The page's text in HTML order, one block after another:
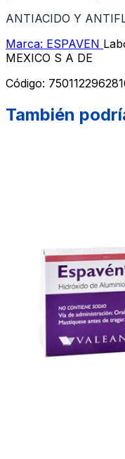
ANTIACIDO Y
Marca: ESPAVEN
MEXICO S A DE
Código:
También